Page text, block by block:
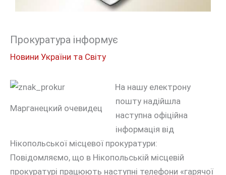
Прокуратура інформує
Новини України та Світу
Марганецкий очевидец
На нашу електрону
пошту надійшла
наступна офіційна
інформація від
Нікопольської місцевої прокуратури:
Повідомляємо, що в Нікопольській місцевій
прокуратурі працюють наступні телефони «гарячої